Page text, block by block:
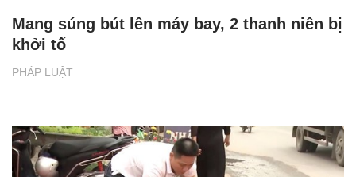
PHÁP LUẬT
Mang súng bút lên máy bay, 2 thanh niên bị
khởi tố